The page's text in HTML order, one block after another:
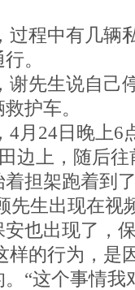
过程中有几辆
。
谢先生说自己
护车。
4月24日晚上6
边上，随后
担架跑着到
先生出现在视
也出现了，
样的行为，是
“这个事情我